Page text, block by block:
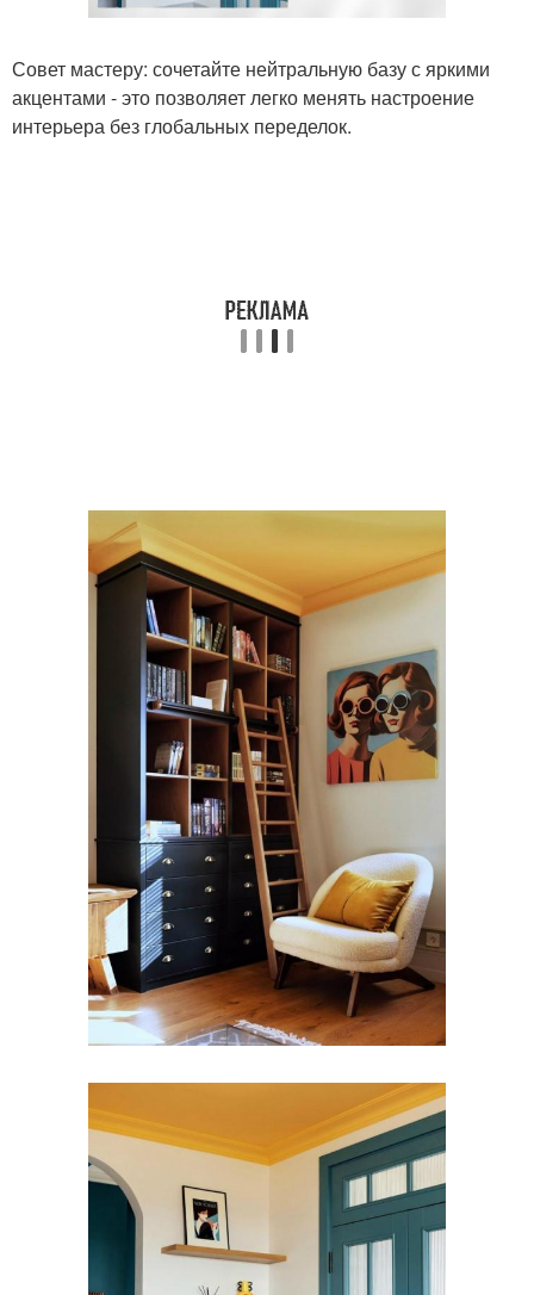
Совет мастеру: сочетайте нейтральную базу с яркими
акцентами - это позволяет легко менять настроение
интерьера без глобальных переделок.